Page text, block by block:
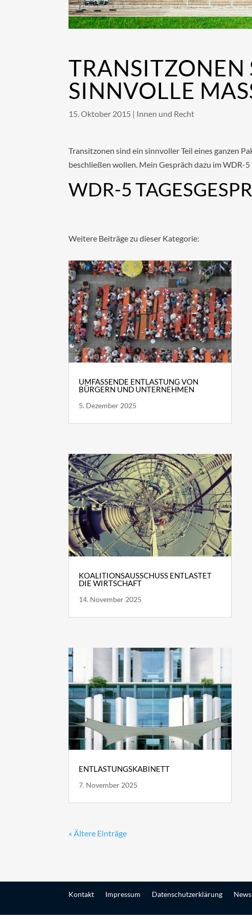
TRANSITZONEN
SINNVOLLE
15. Oktober 2015 | Innen und Recht
Transitzonen sind ein sinnvoller Teil eines ganzen
beschließen wollen. Mein Gespräch dazu im WDR-
WDR-5
Weitere Beiträge zu dieser Kategorie:
UMFASSENDE ENTLASTUNG VON
BÜRGERN UND UNTERNEHMEN
5. Dezember 2025
KOALITIONSAUSSCHUSS ENTLASTET
DIE WIRTSCHAFT
14. November 2025
ENTLASTUNGSKABINETT
7. November 2025
« Ältere Einträge
Kontakt Impressum Datenschutzerklärung